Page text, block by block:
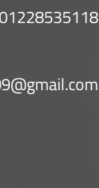
01228535118